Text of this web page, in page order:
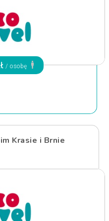
/ osobę
Krasie i Brnie